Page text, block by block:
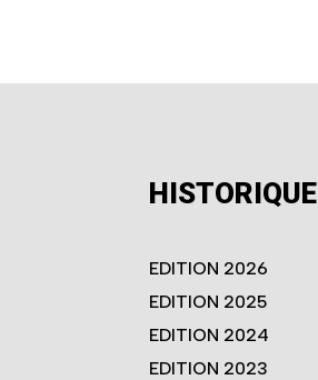
HISTORIQUE
EDITION 2026
EDITION 2025
EDITION 2024
EDITION 2023